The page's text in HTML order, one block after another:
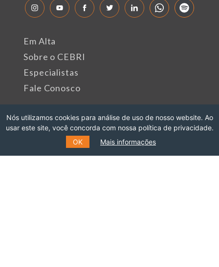
Rua Marquês de São Vicente, 389
Gávea, Rio de Janeiro - RJ
Cep: 22451-047
Em Alta
Sobre o CEBRI
Especialistas
Fale Conosco
Nós utilizamos cookies para análise de uso de nosso website. Ao
usar este site, você concorda com nossa política de privacidade.
OK
Mais informações